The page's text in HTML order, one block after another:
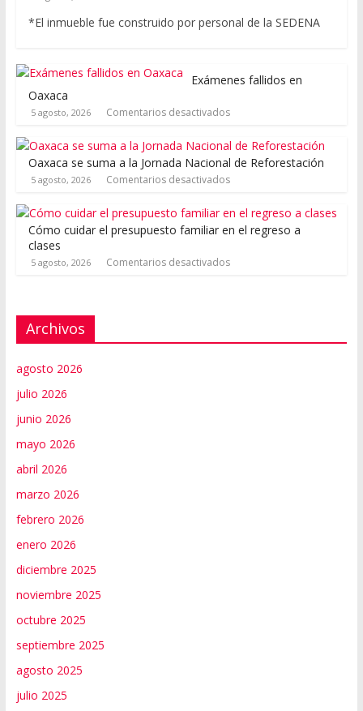
*El inmueble fue construido por personal de la SEDENA
Exámenes fallidos en
Oaxaca
5 agosto, 2026 Comentarios desactivados
Oaxaca se suma a la Jornada Nacional de Reforestación
5 agosto, 2026 Comentarios desactivados
Cómo cuidar el presupuesto familiar en el regreso a
clases
5 agosto, 2026 Comentarios desactivados
Archivos
agosto 2026
julio 2026
junio 2026
mayo 2026
abril 2026
marzo 2026
febrero 2026
enero 2026
diciembre 2025
noviembre 2025
octubre 2025
septiembre 2025
agosto 2025
julio 2025